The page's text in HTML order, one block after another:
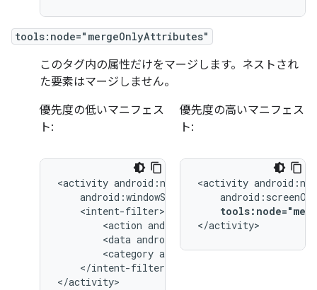
tools:node="mergeOnlyAttributes"
このタグ内の属性だけをマージします。ネストされ
た要素はマージしません。
優先度の低いマニフェス
ト:
<activity
<action
<data android:type="image/*"
<category
</intent-filter>
</activity>
優先度の高いマニフェス
ト:
<activity
</activity>